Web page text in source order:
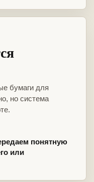
бумаги для
но система
понятную
или